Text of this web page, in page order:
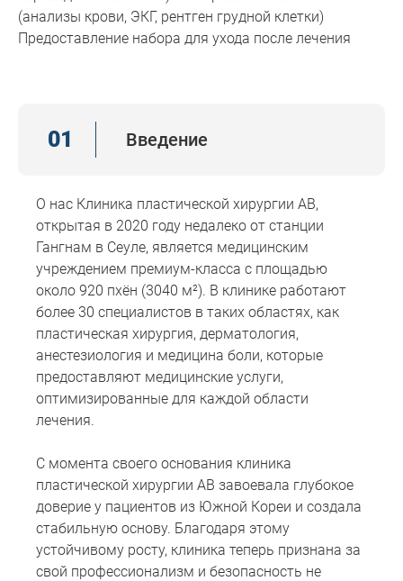
(анализы крови, ЭКГ, рентген грудной клетки)
Предоставление набора для ухода после лечения
01 Введение
О нас Клиника пластической хирургии AB,
открытая в 2020 году недалеко от станции
Гангнам в Сеуле, является медицинским
учреждением премиум-класса с площадью
около 920 пхён (3040 м²). В клинике работают
более 30 специалистов в таких областях, как
пластическая хирургия, дерматология,
анестезиология и медицина боли, которые
предоставляют медицинские услуги,
оптимизированные для каждой области
лечения.
С момента своего основания клиника
пластической хирургии AB завоевала глубокое
доверие у пациентов из Южной Кореи и создала
стабильную основу. Благодаря этому
устойчивому росту, клиника теперь признана за
свой профессионализм и безопасность не